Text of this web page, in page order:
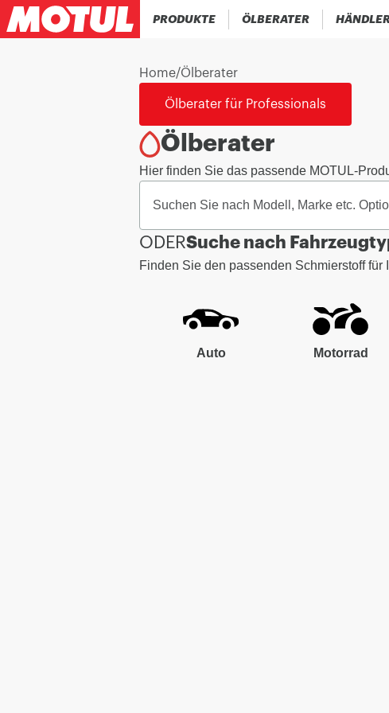
PRODUKTE ÖLBERATER
Home/Ölberater
Ölberater für Professionals
Ölberater
Hier finden Sie das passende MOTUL-
ODERSuche nach
Finden Sie den passenden Schmierstoff
Auto Motorrad